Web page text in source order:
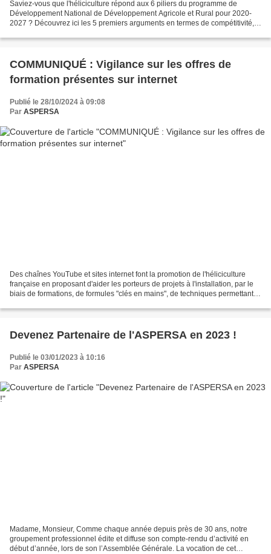
Saviez-vous que l'héliciculture répond aux 6 piliers du programme de
Développement National de Développement Agricole et Rural pour 2020-
2027 ? Découvrez ici les 5 premiers arguments en termes de compétitivité,
COMMUNIQUÉ : Vigilance sur les offres de
formation présentes sur internet
Publié le 28/10/2024 à 09:08
Par ASPERSA
Des chaînes YouTube et sites internet font la promotion de l'héliciculture
française en proposant d'aider les porteurs de projets à l'installation, par le
biais de formations, de formules "clés en mains", de techniques permettant
Devenez Partenaire de l'ASPERSA en 2023 !
Publié le 03/01/2023 à 10:16
Par ASPERSA
Madame, Monsieur, Comme chaque année depuis près de 30 ans, notre
groupement professionnel édite et diffuse son compte-rendu d’activité en
début d’année, lors de son l’Assemblée Générale. La vocation de cet